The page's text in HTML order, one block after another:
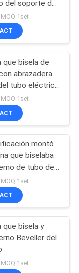
del soporte de
que bisela de
abrazadera
tubo eléctrico
del tubo
montó
que biselaba
de tubo del
biselaba
y el Portable de
que hacía
que bisela y
Beveller del